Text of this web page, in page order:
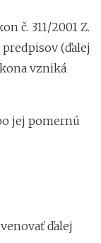
č. 311/2001 Z.
(ďalej
vzniká
jej pomernú
ďalej